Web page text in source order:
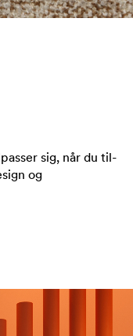
sig, når du til-
og